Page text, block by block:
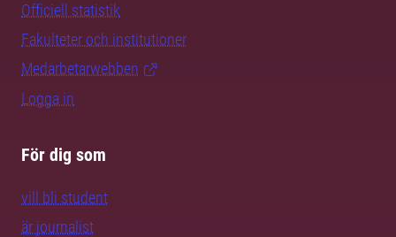
Officiell statistik
Fakulteter och institutioner
Medarbetarwebben
Logga in
För dig som
vill bli student
är journalist